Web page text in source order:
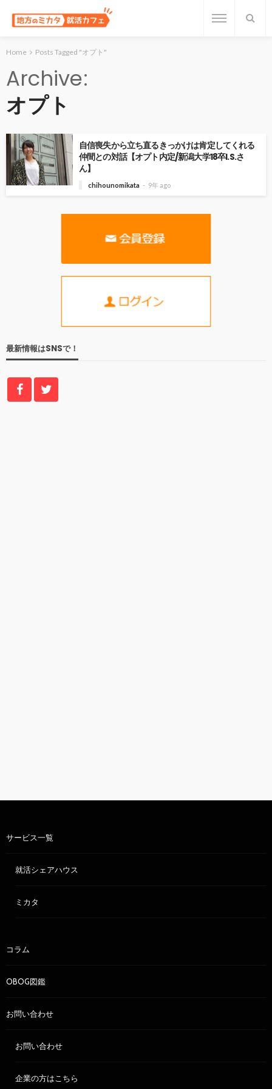
Home Posts Tagged "オプト"
Archive
オプト
自信喪失から立ち直るきっかけは肯定してくれる
仲間との対話【オプト内定/新潟大学18卒I.S.さ
ん】
chihounomikata 9年 ago
最新情報はSNSで！
サービス一覧
就活シェアハウス
ミカタ
コラム
OBOG図鑑
お問い合わせ
お問い合わせ
企業の方はこちら